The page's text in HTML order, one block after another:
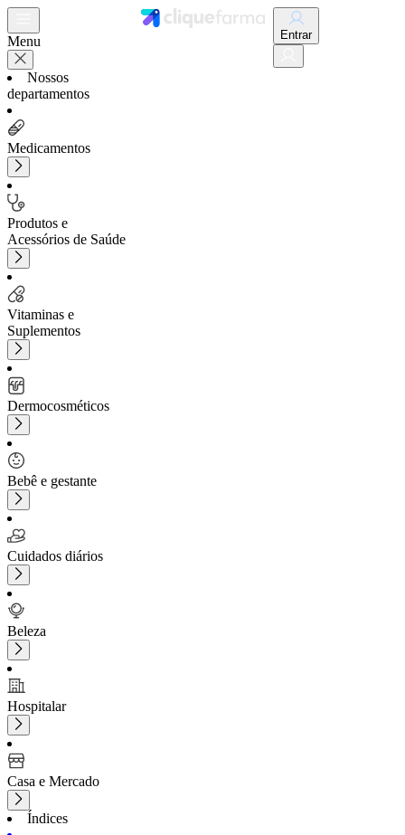
Menu
Nossos
departamentos
Medicamentos
Produtos e
Acessórios de Saúde
Vitaminas e
Suplementos
Dermocosméticos
Bebê e gestante
Cuidados diários
Beleza
Hospitalar
Casa e Mercado
Índices
Entrar